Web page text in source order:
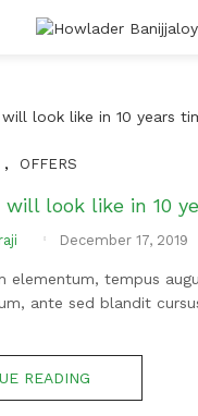
me
Lost password?
, OFFERS
will look like in 10
December 17, 2019
elementum, tempus
ante sed blandit
READING